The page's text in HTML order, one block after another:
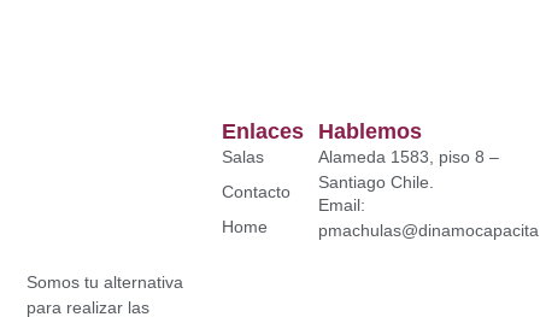
Somos tu alternativa
para realizar las
Enlaces
Salas
Contacto
Home
Hablemos
Alameda 1583, piso 8 –
Santiago Chile.
Email: